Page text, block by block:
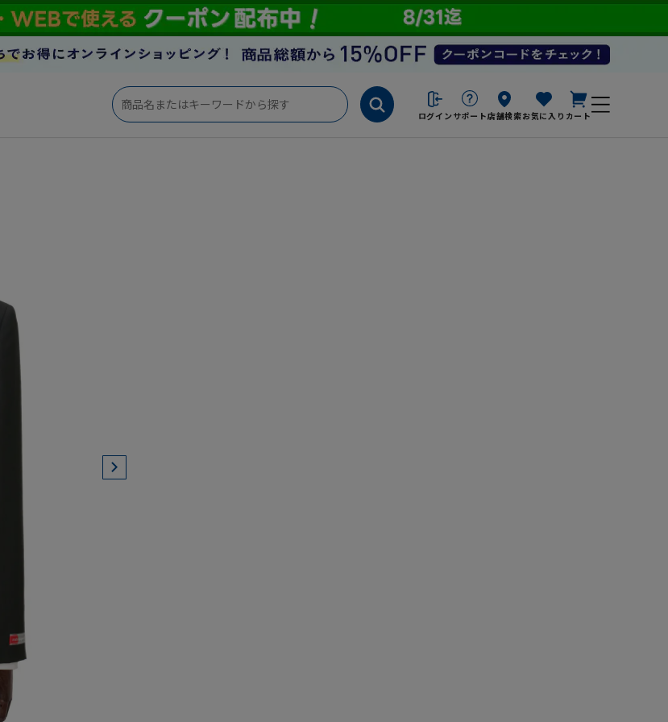
ログイン サポート店舗検索お気に入り カート